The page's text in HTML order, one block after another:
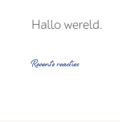
Hallo wereld.
Recente reacties